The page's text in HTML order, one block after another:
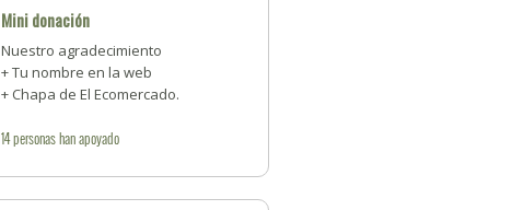
Mini donación
Nuestro agradecimiento
+ Tu nombre en la web
+ Chapa de El Ecomercado.
14personashan apoyado